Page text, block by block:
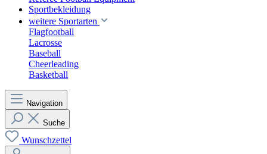
Sportbekleidung
weitere Sportarten
Flagfootball
Lacrosse
Baseball
Cheerleading
Basketball
Navigation
Suche
Wunschzettel